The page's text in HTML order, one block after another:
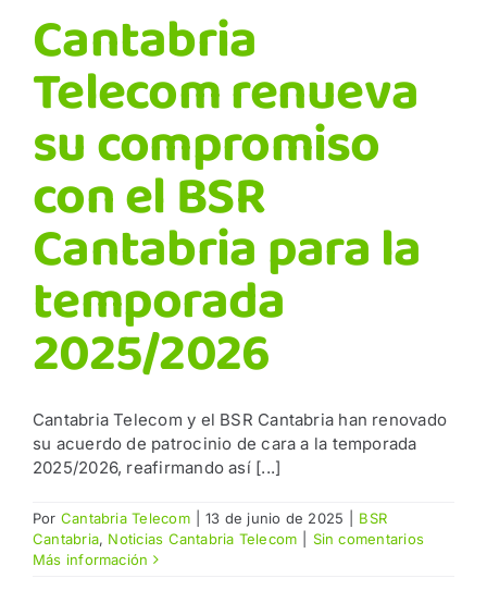
Cantabria
Telecom renueva
su compromiso
con el BSR
Cantabria para la
temporada
2025/2026
Cantabria Telecom y el BSR Cantabria han renovado
su acuerdo de patrocinio de cara a la temporada
2025/2026, reafirmando así [...]
Por Cantabria Telecom 13 de junio de 2025
BSR
Cantabria, Noticias Cantabria Telecom
Sin comentarios
Más información